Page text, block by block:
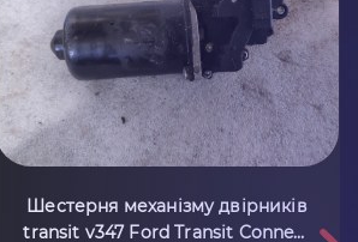
Шестерня механізму двірників
transit v347 Ford Transit Connect